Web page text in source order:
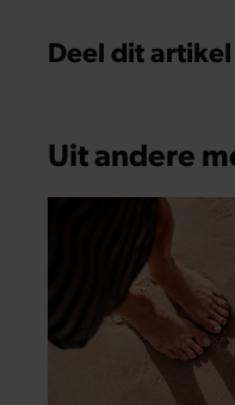
Deel dit
Uit andere